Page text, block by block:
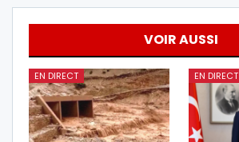
VOIR AUSSI
EN DIRECT EN DIRECT